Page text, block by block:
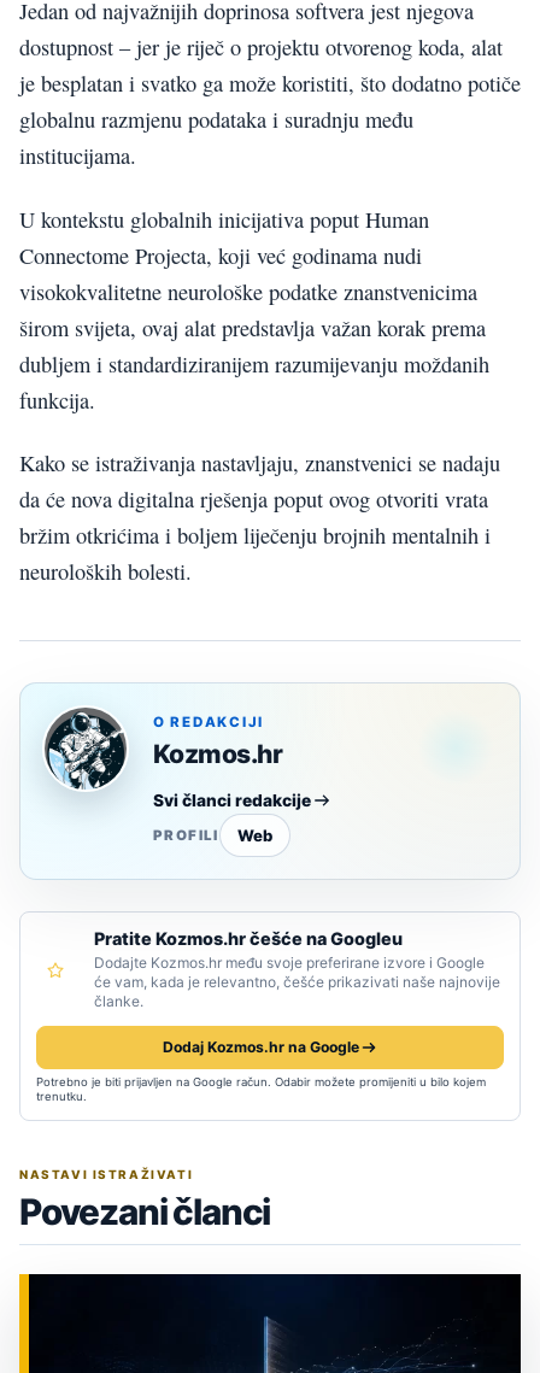
Jedan od najvažnijih doprinosa softvera jest njegova
dostupnost – jer je riječ o projektu otvorenog koda, alat
je besplatan i svatko ga može koristiti, što dodatno potiče
globalnu razmjenu podataka i suradnju među
institucijama.
U kontekstu globalnih inicijativa poput Human
Connectome Projecta, koji već godinama nudi
visokokvalitetne neurološke podatke znanstvenicima
širom svijeta, ovaj alat predstavlja važan korak prema
dubljem i standardiziranijem razumijevanju moždanih
funkcija.
Kako se istraživanja nastavljaju, znanstvenici se nadaju
da će nova digitalna rješenja poput ovog otvoriti vrata
bržim otkrićima i boljem liječenju brojnih mentalnih i
neuroloških bolesti.
O REDAKCIJI
Kozmos.hr
Svi članci redakcije
PROFILI Web
Pratite Kozmos.hr češće na Googleu
Dodajte Kozmos.hr među svoje preferirane izvore i Google
će vam, kada je relevantno, češće prikazivati naše najnovije
članke.
Dodaj Kozmos.hr na Google
Potrebno je biti prijavljen na Google račun. Odabir možete promijeniti u bilo kojem
trenutku.
NASTAVI ISTRAŽIVATI
Povezani članci